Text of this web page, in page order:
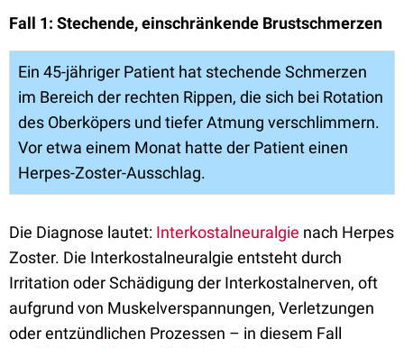
Fall 1: Stechende, einschränkende Brustschmerzen
Ein 45-jähriger Patient hat stechende Schmerzen
im Bereich der rechten Rippen, die sich bei Rotation
des Oberköpers und tiefer Atmung verschlimmern.
Vor etwa einem Monat hatte der Patient einen
Herpes-Zoster-Ausschlag.
Die Diagnose lautet: Interkostalneuralgie nach Herpes
Zoster. Die Interkostalneuralgie entsteht durch
Irritation oder Schädigung der Interkostalnerven, oft
aufgrund von Muskelverspannungen, Verletzungen
oder entzündlichen Prozessen – in diesem Fall